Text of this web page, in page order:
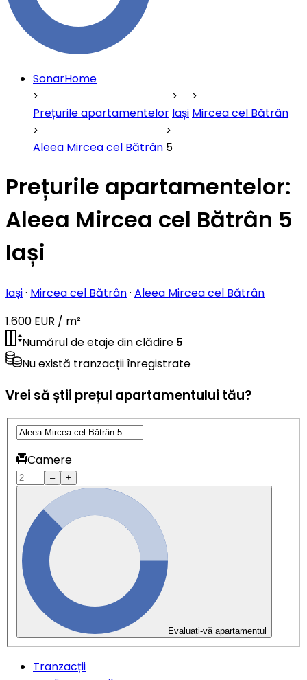
SonarHome
Prețurile apartamentelor Iași Mircea cel Bătrân
Aleea Mircea cel Bătrân 5
Prețurile apartamentelor:
Aleea Mircea cel Bătrân 5
Iași
Iași· Mircea cel Bătrân· Aleea Mircea cel Bătrân
1.600 EUR / m²
Numărul de etaje din clădire 5
Nu există tranzacții înregistrate
Vrei să știi prețul apartamentului tău?
Camere
– +
Evaluați-vă apartamentul
Tranzacții